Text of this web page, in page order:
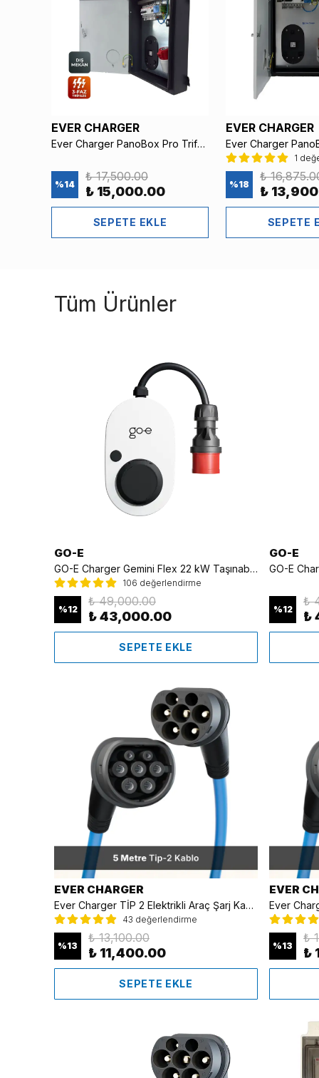
EVER CHARGER
Ever Charger PanoBox Pro Trifaz Şapkalı Metal Elektrikli Araç Şarj Panosu – AC Tipi Kaçak Akım Röleli ve Sigortalı (go-e Uyumlu, Braketli, Işıklı)
%14
₺ 17,500.00
₺ 15,000.00
SEPETE EKLE
EVER CHARGER
1
%18
₺
₺
SEPETE
Tüm Ürünler
GO-E
GO-E Charger Gemini Flex 22 kW Taşınabilir Elektrikli Araç Şarj Cihazı | Monofaze & Trifaze
106 değerlendirme
%12
₺ 49,000.00
₺ 43,000.00
SEPETE EKLE
GO-E
%12
₺
₺
EVER CHARGER
Ever Charger TİP 2 Elektrikli Araç Şarj Kablosu Mavi - 5 Metre
43 değerlendirme
%13
₺ 13,100.00
₺ 11,400.00
SEPETE EKLE
EVER
%13
₺
₺